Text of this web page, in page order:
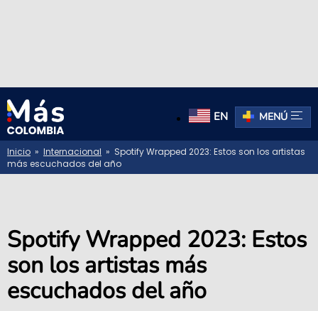
EN MENÚ
Inicio » Internacional » Spotify Wrapped 2023: Estos son los artistas
más escuchados del año
Spotify Wrapped 2023: Estos
son los artistas más
escuchados del año